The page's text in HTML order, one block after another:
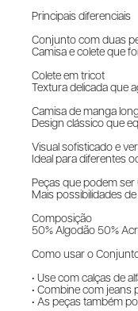
Principais diferenciais
Conjunto com duas
Camisa e colete que
Colete em tricot
Textura delicada que
Camisa de manga
Design clássico que
Visual sofisticado e
Ideal para diferentes
Peças que podem
Mais possibilidades
Composição
50% Algodão 50%
Como usar o
• Use com calças de
• Combine com jeans
• As peças também